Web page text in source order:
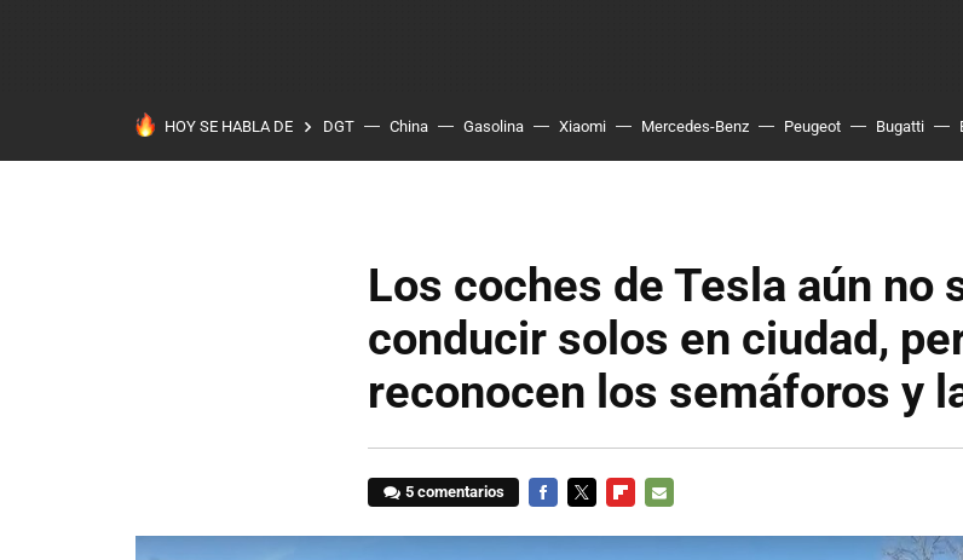
HOY SE HABLA DE DGT China Gasolina Xiaomi Mercedes-Benz Peugeot Bugatti
Los coches de Tesla aún no
conducir solos en ciudad,
reconocen los semáforos y
5 comentarios